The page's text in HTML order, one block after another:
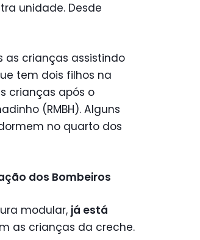
unidade. Desde
as crianças assistindo
tem dois filhos na
crianças após o
(RMBH). Alguns
no quarto dos
dos Bombeiros
modular, já está
as crianças da creche.